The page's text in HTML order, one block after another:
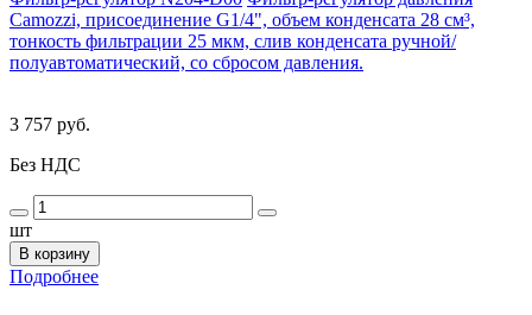
Camozzi, присоединение G1/4", объем конденсата 28 см³,
тонкость фильтрации 25 мкм, слив конденсата ручной/
полуавтоматический, со сбросом давления.
3 757 руб.
Без НДС
шт
В корзину
Подробнее